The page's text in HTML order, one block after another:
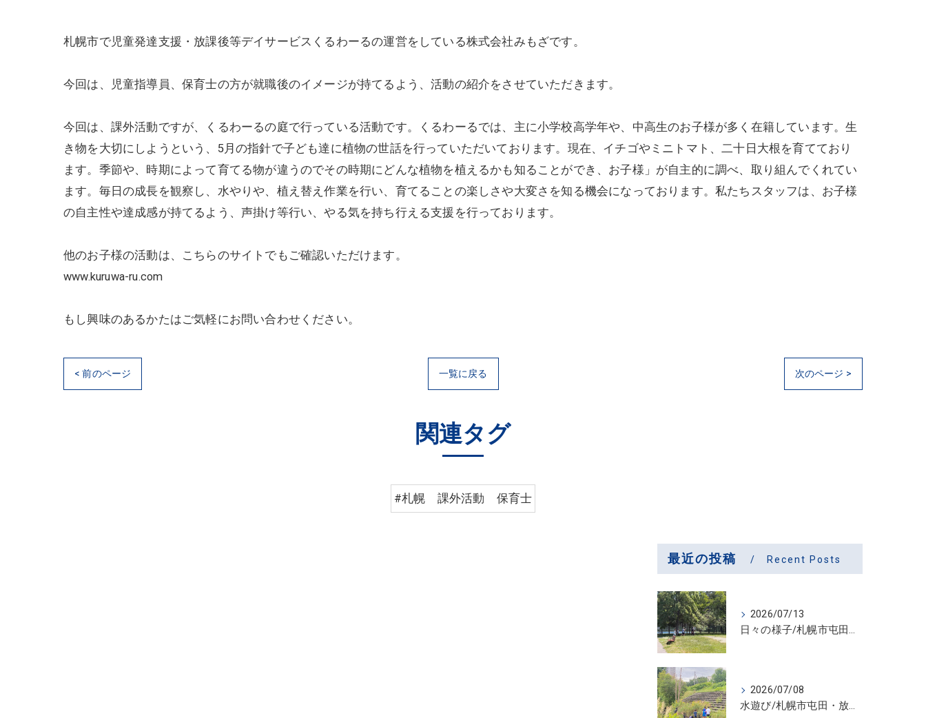
札幌市で児童発達支援・放課後等デイサービスくるわーるの運営をしている株式会社みもざです。
今回は、児童指導員、保育士の方が就職後のイメージが持てるよう、活動の紹介をさせていただきます。
今回は、課外活動ですが、くるわーるの庭で行っている活動です。くるわーるでは、主に小学校高学年や、中高生のお子様が多く在籍しています。生
き物を大切にしようという、5月の指針で子ども達に植物の世話を行っていただいております。現在、イチゴやミニトマト、二十日大根を育てており
ます。季節や、時期によって育てる物が違うのでその時期にどんな植物を植えるかも知ることができ、お子様」が自主的に調べ、取り組んでくれてい
ます。毎日の成長を観察し、水やりや、植え替え作業を行い、育てることの楽しさや大変さを知る機会になっております。私たちスタッフは、お子様
の自主性や達成感が持てるよう、声掛け等行い、やる気を持ち行える支援を行っております。
他のお子様の活動は、こちらのサイトでもご確認いただけます。
www.kuruwa-ru.com
もし興味のあるかたはご気軽にお問い合わせください。
< 前のページ 一覧に戻る 次のページ >
関連タグ
#札幌 課外活動 保育士
最近の投稿 Recent Posts
2026/07/13
日々の様子/札幌市屯田・放課後等デイサービス くるわーる
2026/07/08
水遊び/札幌市屯田・放課後等デイサービス くるわーる